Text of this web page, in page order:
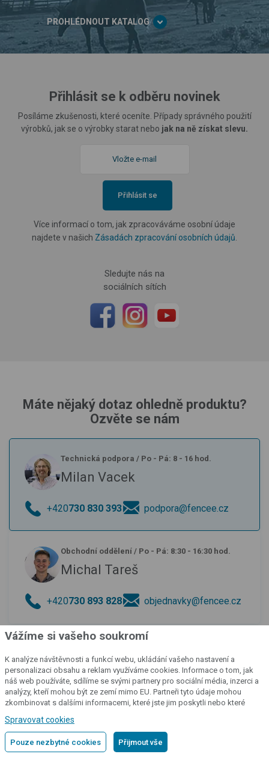
PROHLÉDNOUT KATALOG
Přihlásit se k odběru novinek
Posíláme zkušenosti, které oceníte. Případy správného použití
výrobků, jak se o výrobky starat nebo jak na ně získat slevu.
Přihlásit se
Více informací o tom, jak zpracováváme osobní údaje
najdete v našich Zásadách zpracování osobních údajů
Sledujte nás na
sociálních sítích
Máte nějaký dotaz ohledně produktu?
Ozvěte se nám
Technická podpora / Po - Pá: 8 - 16 hod.
Milan Vacek
+420730 830 393 podpora@fencee.cz
Obchodní oddělení / Po - Pá: 8:30 - 16:30 hod.
Michal Tareš
+420730 893 828 objednavky@fencee.cz
Potřebujete pomoc s aplikací
fencee cloud?Vyzkoušejte naší
Přejít do poradny
Vážíme si vašeho soukromí
K analýze návštěvnosti a funkcí webu, ukládání vašeho nastavení a
personalizaci obsahu a reklam využíváme cookies. Informace o tom, jak
náš web používáte, sdílíme se svými partnery pro sociální média, inzerci a
analýzy, kteří mohou být ze zemí mimo EU. Partneři tyto údaje mohou
zkombinovat s dalšími informacemi, které jste jim poskytli nebo které
Spravovat cookies
Pouze nezbytné cookies Přijmout vše